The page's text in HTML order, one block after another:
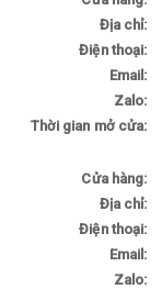
Địa chỉ:
Điện thoại:
Email:
Zalo:
Thời gian mở cửa:
Cửa hàng:
Địa chỉ:
Điện thoại:
Email:
Zalo: